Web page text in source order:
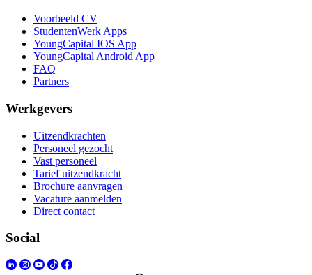
Voorbeeld CV
StudentenWerk Apps
YoungCapital IOS App
YoungCapital Android App
FAQ
Partners
Werkgevers
Uitzendkrachten
Personeel gezocht
Vast personeel
Tarief uitzendkracht
Brochure aanvragen
Vacature aanmelden
Direct contact
Social